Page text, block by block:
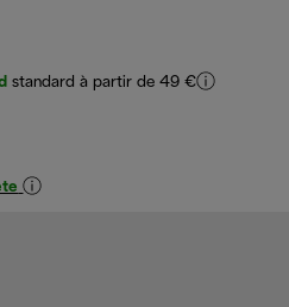
standard à partir de 49 €